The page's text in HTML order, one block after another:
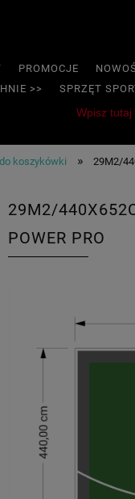
PROMOCJE
>>
SPRZĘT
koszykówki » 29M2/
29M2/
POWER PRO